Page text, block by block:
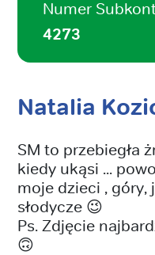
Numer
4273
Natalia
SM to przebiegła
kiedy ukąsi ...
moje dzieci , góry,
słodycze 😉
Ps. Zdjęcie
🙃